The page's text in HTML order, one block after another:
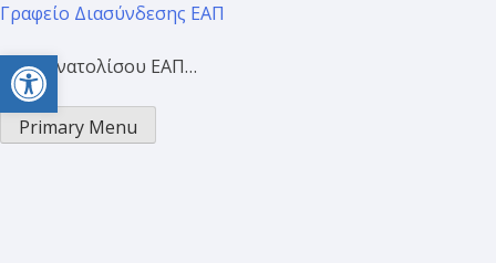
Open toolbar
Γραφείο Διασύνδεσης ΕΑΠ
Προσανατολίσου ΕΑΠ…
Primary Menu